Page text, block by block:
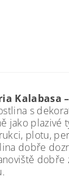
Kalabasa
s
jako plazivé
plotu,
dobře
dobře